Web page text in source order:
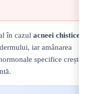
în cazul acneei chistice
iar amânarea
specifice crește